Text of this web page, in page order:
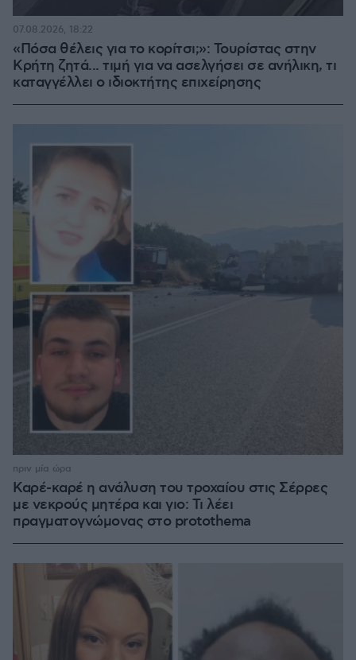
«Πόσα θέλεις για το κορίτσι;»: Τουρίστας στην
Κρήτη ζητά... τιμή για να ασελγήσει σε ανήλικη, τι
καταγγέλλει ο ιδιοκτήτης επιχείρησης
07.08.2026, 18:22
Καρέ-καρέ η ανάλυση του τροχαίου στις Σέρρες
με νεκρούς μητέρα και γιο: Τι λέει
πραγματογνώμονας στο protothema
πριν μία ώρα